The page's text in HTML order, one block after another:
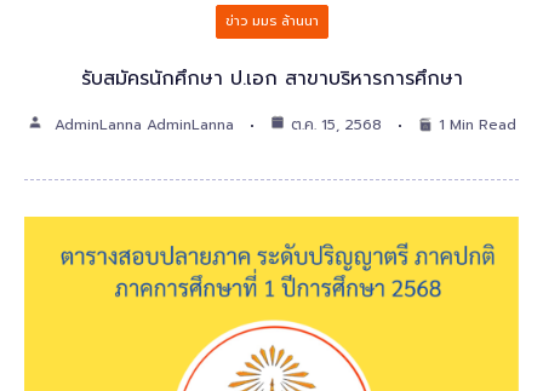
ข่าว มมร ล้านนา
รับสมัครนักศึกษา ป.เอก สาขาบริหารการศึกษา
AdminLanna AdminLanna ต.ค. 15, 2568 1 Min Read